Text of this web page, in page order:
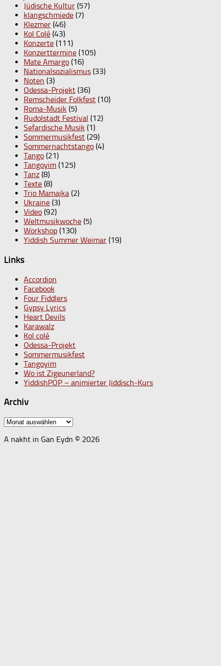
Jüdische Kultur (57)
klangschmiede (7)
Klezmer (46)
Kol Colé (43)
Konzerte (111)
Konzerttermine (105)
Mate Amargo (16)
Nationalsozialismus (33)
Noten (3)
Odessa-Projekt (36)
Remscheider Folkfest (10)
Roma-Musik (5)
Rudolstadt Festival (12)
Sefardische Musik (1)
Sommermusikfest (29)
Sommernachtstango (4)
Tango (21)
Tangoyim (125)
Tanz (8)
Texte (8)
Trio Mamajka (2)
Ukraine (3)
Video (92)
Weltmusikwoche (5)
Workshop (130)
Yiddish Summer Weimar (19)
Links
Accordion
Facebook
Four Fiddlers
Gypsy Lyrics
Heart Devils
Karawalz
Kol colé
Odessa-Projekt
Sommermusikfest
Tangoyim
Wo ist Zigeunerland?
YiddishPOP – animierter Jiddisch-Kurs
Archiv
Archiv
A nakht in Gan Eydn © 2026